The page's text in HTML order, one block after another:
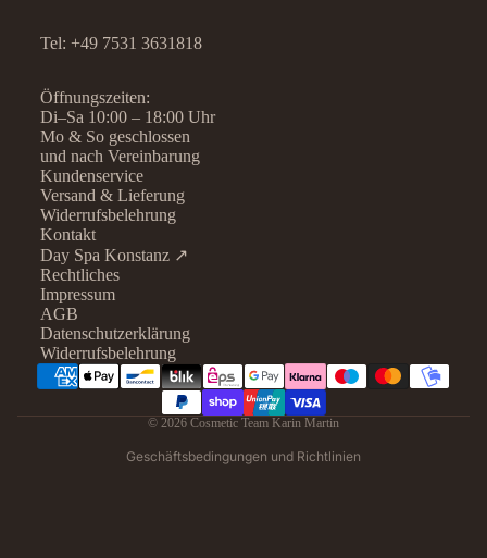
Tel: +49 7531 3631818
Öffnungszeiten:
Di–Sa 10:00 – 18:00 Uhr
Mo & So geschlossen
und nach Vereinbarung
Kundenservice
Versand & Lieferung
Widerrufsbelehrung
Kontakt
Day Spa Konstanz ↗
Rechtliches
Impressum
AGB
Datenschutzerklärung
Widerrufsbelehrung
© 2026 Cosmetic Team Karin Martin
Geschäftsbedingungen und Richtlinien
Datenschutzerklärung
Widerrufsrecht
AGB
Kontaktinformationen